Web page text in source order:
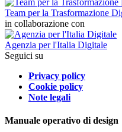
Team per la Trasformazione
in collaborazione con
Agenzia per l'Italia Digitale
Seguici su
Privacy policy
Cookie policy
Note legali
Manuale operativo di design